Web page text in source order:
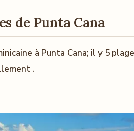
de Punta Cana
à Punta Cana; il y 5
.